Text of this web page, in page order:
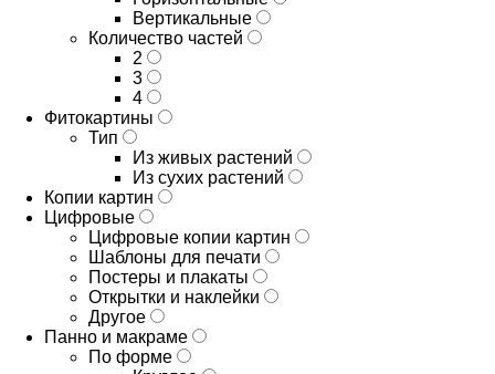
Вертикальные
Количество частей
2
3
4
Фитокартины
Тип
Из живых растений
Из сухих растений
Копии картин
Цифровые
Цифровые копии картин
Шаблоны для печати
Постеры и плакаты
Открытки и наклейки
Другое
Панно и макраме
По форме